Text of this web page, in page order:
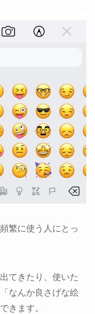
繁に使う人にとっ
てきたり、使いた
なんか良さげな絵
きます。